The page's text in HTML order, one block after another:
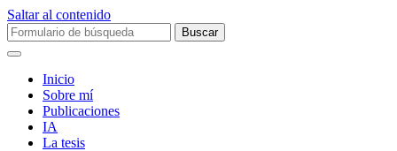
Saltar al contenido
Buscar:
Inicio
Sobre mí­
Publicaciones
IA
La tesis